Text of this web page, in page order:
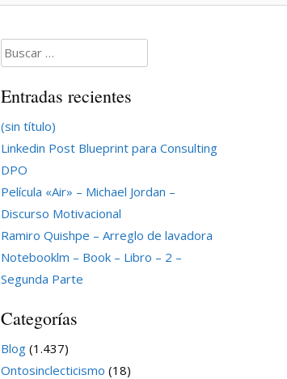
Buscar:
Entradas recientes
(sin título)
Linkedin Post Blueprint para Consulting
DPO
Película «Air» – Michael Jordan –
Discurso Motivacional
Ramiro Quishpe – Arreglo de lavadora
Notebooklm – Book – Libro – 2 –
Segunda Parte
Categorías
Blog(1.437)
Ontosinclecticismo (18)